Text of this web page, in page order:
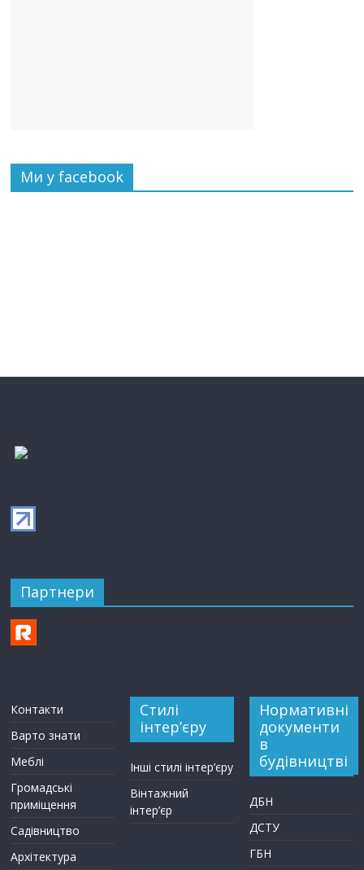
Ми у facebook
Партнери
Контакти
Варто знати
Меблі
Громадські
приміщення
Садівництво
Архітектура
Стилі
інтер’єру
Інші стилі інтер’єру
Вінтажний
інтер’єр
Нормативні
документи
в
будівництві
ДБН
ДСТУ
ГБН